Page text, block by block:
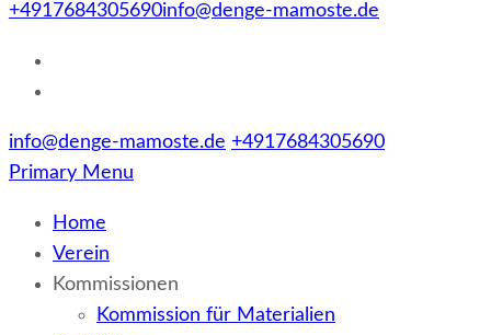
+4917684305690info@denge-mamoste.de
info@denge-mamoste.de +4917684305690
Primary Menu
Home
Verein
Kommissionen
Kommission für Materialien